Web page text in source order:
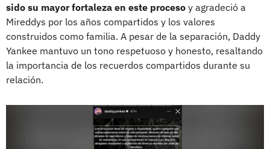
sido su mayor fortaleza en este proceso y agradeció a
Mireddys por los años compartidos y los valores
construidos como familia. A pesar de la separación, Daddy
Yankee mantuvo un tono respetuoso y honesto, resaltando
la importancia de los recuerdos compartidos durante su
relación.